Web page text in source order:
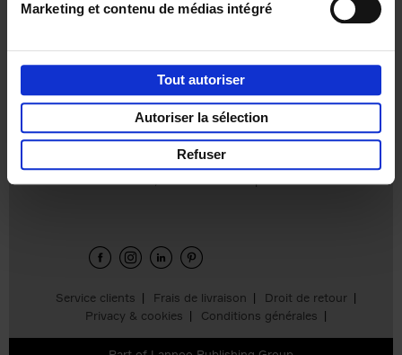
Marketing et contenu de médias intégré
Tout autoriser
Autoriser la sélection
Refuser
Ajouter au panier
Service clients Frais de livraison
Droit de retour
Privacy & cookies
Conditions générales
Envie de bonnes idées de lecture, de